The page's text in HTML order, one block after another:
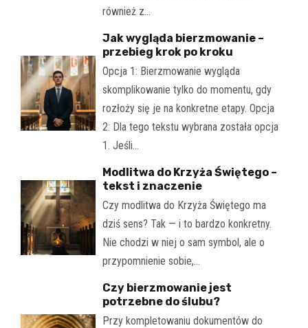
również z…
Jak wygląda bierzmowanie –
przebieg krok po kroku
Opcja 1: Bierzmowanie wygląda
skomplikowanie tylko do momentu, gdy
rozłoży się je na konkretne etapy. Opcja
2: Dla tego tekstu wybrana została opcja
1. Jeśli…
Modlitwa do Krzyża Świętego –
tekst i znaczenie
Czy modlitwa do Krzyża Świętego ma
dziś sens? Tak — i to bardzo konkretny.
Nie chodzi w niej o sam symbol, ale o
przypomnienie sobie,…
Czy bierzmowanie jest
potrzebne do ślubu?
Przy kompletowaniu dokumentów do